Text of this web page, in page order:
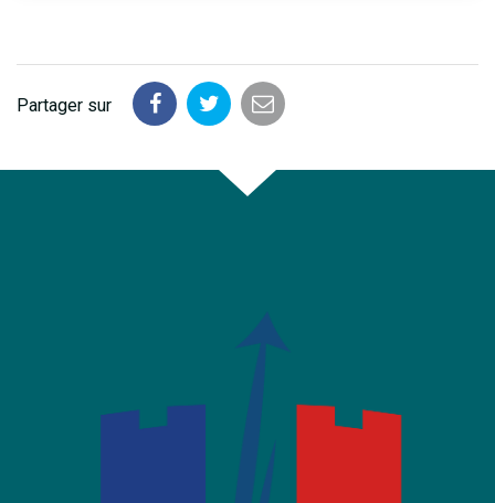
Partager sur
Partager
Facebook
Partager
Twitter
Partager
email